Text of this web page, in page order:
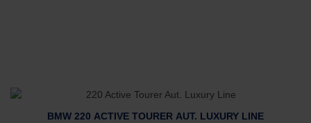
BMW 220 ACTIVE TOURER AUT. LUXURY LINE